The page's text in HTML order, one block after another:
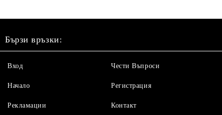
Бързи връзки:
Вход
Начало
Рекламации
Чести Въпроси
Регистрация
Контакт